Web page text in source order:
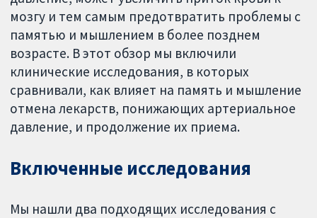
мозгу и тем самым предотвратить проблемы с
памятью и мышлением в более позднем
возрасте. В этот обзор мы включили
клинические исследования, в которых
сравнивали, как влияет на память и мышление
отмена лекарств, понижающих артериальное
давление, и продолжение их приема.
Включенные исследования
Мы нашли два подходящих исследования с